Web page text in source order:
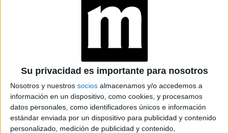
Su privacidad es importante para nosotros
Nosotros y nuestros socios almacenamos y/o accedemos a
información en un dispositivo, como cookies, y procesamos
datos personales, como identificadores únicos e información
estándar enviada por un dispositivo para publicidad y contenido
personalizado, medición de publicidad y contenido,
Caras Noticias
Weekend Parabrisas
Look
Luz Mía Lunateen Break BATimes
© Perfil.com 2006-2019 - Todos los derechos reservados
Registro de Propiedad Intelectual: Nro. 5346433